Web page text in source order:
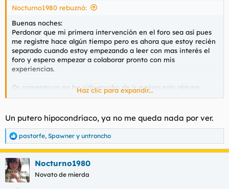
Nocturno1980 rebuznó:
Buenas noches:
Perdonar que mi primera intervención en el foro sea así pues
me registre hace algún tiempo pero es ahora que estoy recién
separado cuando estoy empezando a leer con mas interés el
foro y espero empezar a colaborar pronto con mis
experiencias.
Os comento,yo no he sido mucho de ir a pisos,solo alguna
escapada puntual a algún club pero dentro de las limitaciones
LLevaba unos dias leyendo el foro y me decidir a ir a una de
las que catalogais como valor seguro,concretamente sofia la
rusa.
De la chica no tengo nada que decir,es un bombón,sabe hacer
su trabajo como nadie y es muy atenta y cariñosa.
Bueno, a lo que voy,antes de ir me asee correctamente y me
depile los huevos con cuchilla,me salieron unas 3 pequeñas
heridas con sangre en los huevos y en la base del pene.
Haz clic para expandir...
Un putero hipocondríaco, ya no me queda nada por ver.
R
e
a
c
c
i
pastorfe, Spawner y untroncho
Nocturno1980
Novato de mierda